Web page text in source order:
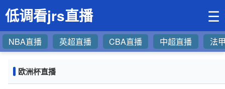
低调看jrs直播 ☰
NBA直播 英超直播 CBA直播 中超直播 法
欧洲杯直播